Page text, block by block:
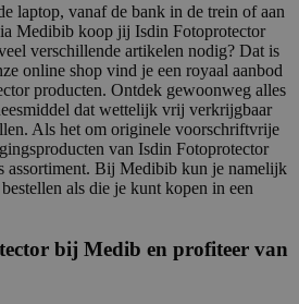
laptop, vanaf de bank in de trein of aan
Medibib koop jij Isdin Fotoprotector
verschillende artikelen nodig? Dat is
online shop vind je een royaal aanbod
producten. Ontdek gewoonweg alles
dat wettelijk vrij verkrijgbaar
Als het om originele voorschriftvrije
van Isdin Fotoprotector
assortiment. Bij Medibib kun je namelijk
als die je kunt kopen in een
bij Medib en profiteer van